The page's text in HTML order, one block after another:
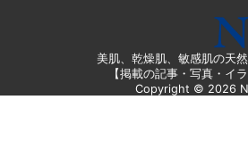
美肌、乾燥肌、敏感肌の天
【掲載の記事・写真・イ
Copyright © 2026